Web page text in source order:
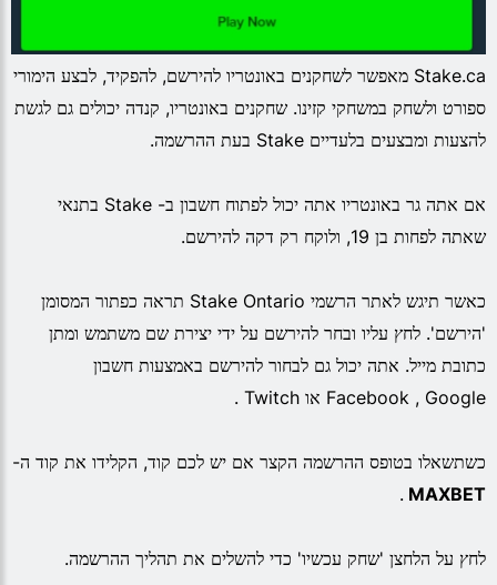
Stake.ca מאפשר לשחקנים באונטריו להירשם, להפקיד, לבצע הימורי
ספורט ולשחק במשחקי קזינו. שחקנים באונטריו, קנדה יכולים גם לגשת
להצעות ומבצעים בלעדיים Stake בעת ההרשמה.
אם אתה גר באונטריו אתה יכול לפתוח חשבון ב- Stake בתנאי
שאתה לפחות בן 19, ולוקח רק דקה להירשם.
כאשר תיגש לאתר הרשמי Stake Ontario תראה כפתור המסומן
'הירשם'. לחץ עליו ובחר להירשם על ידי יצירת שם משתמש ומתן
כתובת מייל. אתה יכול גם לבחור להירשם באמצעות חשבון
Facebook , Google או Twitch .
כשתשאלו בטופס ההרשמה הקצר אם יש לכם קוד, הקלידו את קוד ה-
MAXBET
.
לחץ על הלחצן 'שחק עכשיו' כדי להשלים את תהליך ההרשמה.